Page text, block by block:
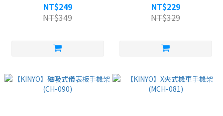
NT$249
NT$349
NT$229
NT$329